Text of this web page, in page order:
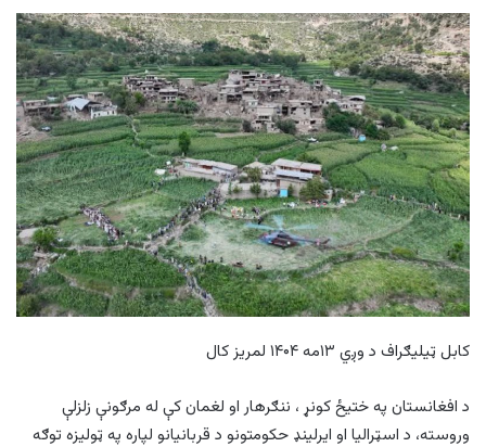
کابل ټیلیګراف د وږي ۱۳مه ۱۴۰۴ لمریز کال
د افغانستان په ختیځ کونړ ، ننګرهار او لغمان کې له مرګونې زلزلې
وروسته، د اسټرالیا او ایرلینډ حکومتونو د قربانیانو لپاره په ټولیزه توګه